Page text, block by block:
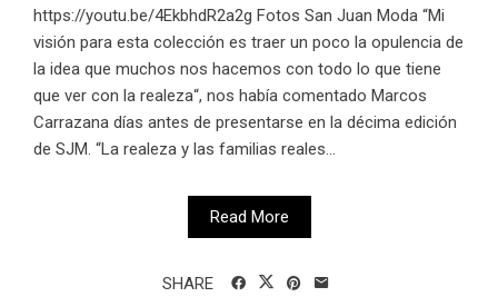
https://youtu.be/4EkbhdR2a2g Fotos San Juan Moda “Mi
visión para esta colección es traer un poco la opulencia de
la idea que muchos nos hacemos con todo lo que tiene
que ver con la realeza“, nos había comentado Marcos
Carrazana días antes de presentarse en la décima edición
de SJM. “La realeza y las familias reales...
Read More
SHARE